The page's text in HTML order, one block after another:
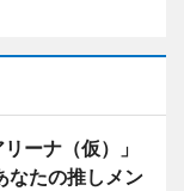
ーナ（仮）」
なたの推しメン